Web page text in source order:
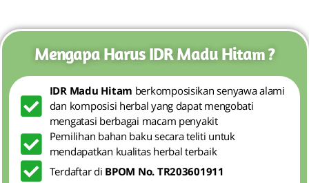
Mengapa Harus IDR Madu Hitam ?
IDR Madu Hitam berkomposisikan senyawa alami
dan komposisi herbal yang dapat mengobati
mengatasi berbagai macam penyakit
Pemilihan bahan baku secara teliti untuk
mendapatkan kualitas herbal terbaik
Terdaftar di BPOM No. TR203601911